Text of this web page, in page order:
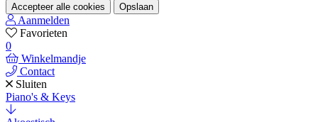
Accepteer alle cookies Opslaan
Aanmelden
Favorieten
0
Winkelmandje
Contact
Sluiten
Piano's & Keys